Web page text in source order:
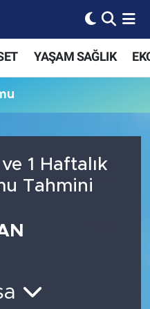
YAŞAM SAĞLIK
1 Haftalık
Tahmini